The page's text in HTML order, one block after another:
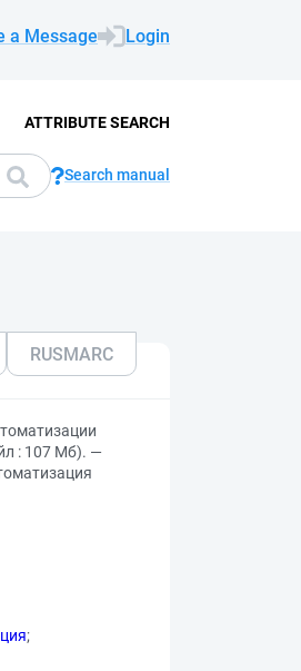
a Message Login
ATTRIBUTE SEARCH
Search manual
RUSMARC
: 107 Мб). —
;